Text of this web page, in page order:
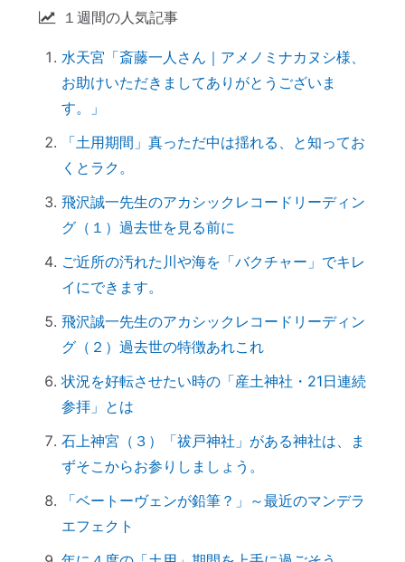
【カウンセリング】引き寄せたいなら、先
産土神社に参拝するメリット →「開運スイ
ッチ」が入る
引き寄せられない本当の理由｜潜在意識の
書き換え・癒しが必要だった
【ご感想｜カウンセリング】心配性の家族
も癒してもらいました
初詣に間に合わせるには、今がリサーチの
「氏神神社」と「産土神社」の違いは何で
すか？
「産土神社」の読み方は？ 意味や語源
は？
【ご感想｜カウンセリング】深く納得でき
ました
日本国民を癒しまくっている高市総理 ♡
「日本の神社」と「エジプトの神殿」の共
スマホのない暮らし
引き寄せ難民のあなたへ｜その前にやるべ
１週間の人気記事
水天宮「斎藤一人さん｜アメノミナカヌシ様、
お助けいただきましてありがとうございま
す。」
「土用期間」真っただ中は揺れる、と知ってお
くとラク。
飛沢誠一先生のアカシックレコードリーディン
グ（１）過去世を見る前に
ご近所の汚れた川や海を「バクチャー」でキレ
イにできます。
飛沢誠一先生のアカシックレコードリーディン
グ（２）過去世の特徴あれこれ
状況を好転させたい時の「産土神社・21日連続
参拝」とは
石上神宮（３）「祓戸神社」がある神社は、ま
ずそこからお参りしましょう。
「ベートーヴェンが鉛筆？」～最近のマンデラ
エフェクト